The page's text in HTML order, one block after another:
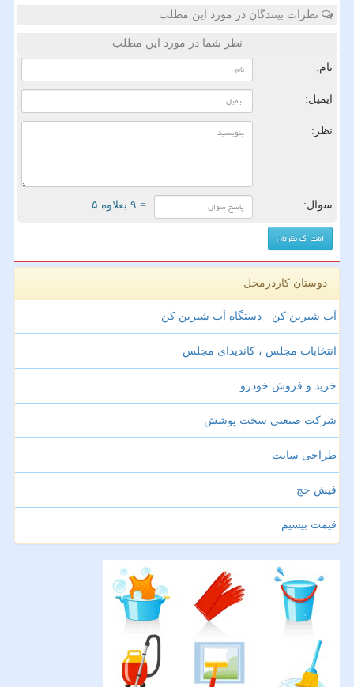
نظرات بینندگان در مورد این مطلب
نظر شما در مورد این مطلب
نام:
ایمیل:
نظر:
سوال: = ۹ بعلاوه ۵
دوستان کاردرمحل
آب شیرین کن - دستگاه آب شیرین کن
انتخابات مجلس ، کاندیدای مجلس
خرید و فروش خودرو
شرکت صنعتی سخت پوشش
طراحی سایت
فیش حج
قیمت بیسیم